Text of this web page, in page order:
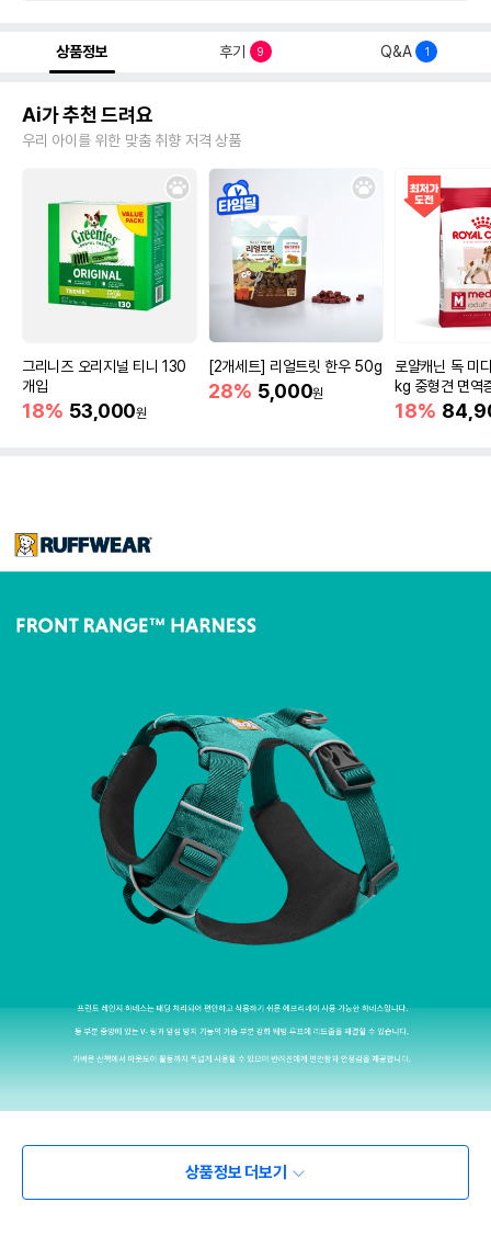
상품정보 후기 9 Q&A 1
Ai가 추천 드려요
우리 아이를 위한 맞춤 취향 저격 상품
그리니즈 오리지널 티니 130
개입
18% 53,000원
[2개세트] 리얼트릿 한우 50g
28% 5,000원
로얄캐닌 독 미
kg 중형견 면역
18%
상품정보 더보기